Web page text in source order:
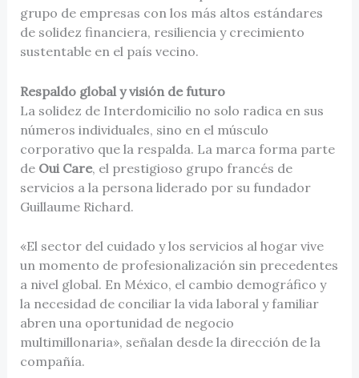
grupo de empresas con los más altos estándares
de solidez financiera, resiliencia y crecimiento
sustentable en el país vecino.
Respaldo global y visión de futuro
La solidez de Interdomicilio no solo radica en sus
números individuales, sino en el músculo
corporativo que la respalda. La marca forma parte
de Oui Care, el prestigioso grupo francés de
servicios a la persona liderado por su fundador
Guillaume Richard.
«El sector del cuidado y los servicios al hogar vive
un momento de profesionalización sin precedentes
a nivel global. En México, el cambio demográfico y
la necesidad de conciliar la vida laboral y familiar
abren una oportunidad de negocio
multimillonaria», señalan desde la dirección de la
compañía.